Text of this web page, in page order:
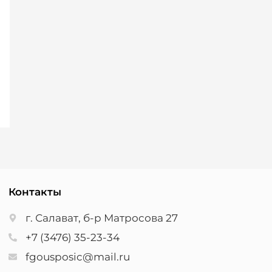
Контакты
г. Салават, б-р Матросова 27
+7 (3476) 35-23-34
fgousposic@mail.ru